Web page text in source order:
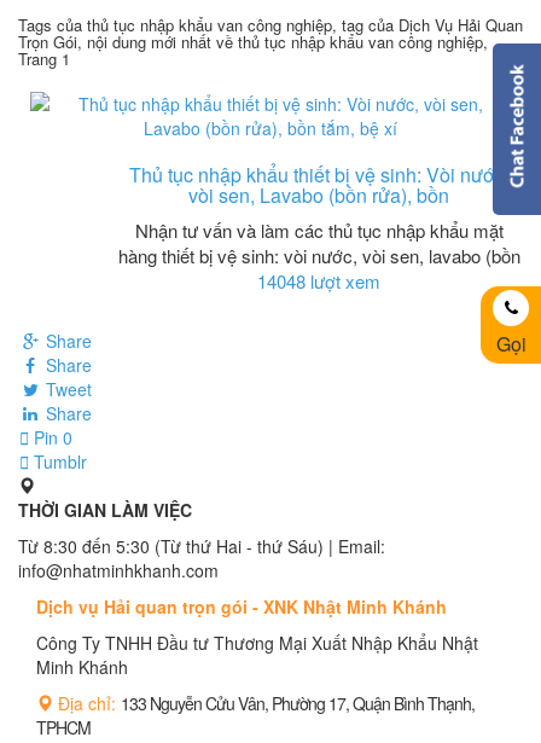
Tags của thủ tục nhập khẩu van công nghiệp, tag của Dịch Vụ Hải Quan
Trọn Gói, nội dung mới nhất về thủ tục nhập khẩu van công nghiệp,
Trang 1
Thủ tục nhập khẩu thiết bị vệ sinh: Vòi nước,
vòi sen, Lavabo (bồn rửa), bồn
Nhận tư vấn và làm các thủ tục nhập khẩu mặt
hàng thiết bị vệ sinh: vòi nước, vòi sen, lavabo (bồn
14048 lượt xem
Share
Share
Tweet
Share
Pin 0
Tumblr
THỜI GIAN LÀM VIỆC
Từ 8:30 đến 5:30 (Từ thứ Hai - thứ Sáu) | Email:
info@nhatminhkhanh.com
Dịch vụ Hải quan trọn gói - XNK Nhật Minh Khánh
Công Ty TNHH Đầu tư Thương Mại Xuất Nhập Khẩu Nhật
Minh Khánh
Địa chỉ: 133 Nguyễn Cửu Vân, Phường 17, Quận Bình Thạnh,
TPHCM
Gọi